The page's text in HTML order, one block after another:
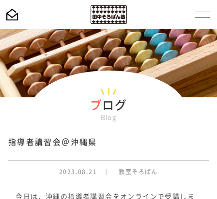
ブ ログ
Blog
指導者講習会＠沖縄県
2023.08.21 教室そろばん
今日は、沖縄の指導者講習会をオンラインで受講しま